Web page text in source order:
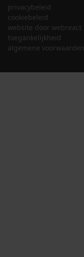
privacybeleid
cookiebeleid
website door webreact
toegankelijkheid
algemene voorwaarden